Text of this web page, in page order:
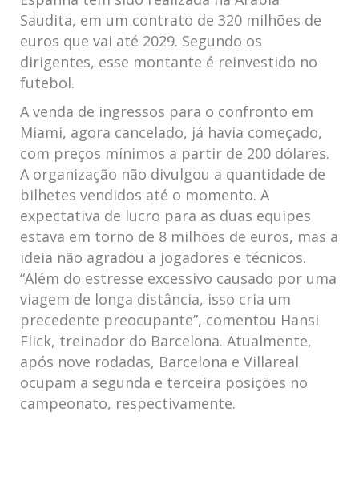
Saudita, em um contrato de 320 milhões de
euros que vai até 2029. Segundo os
dirigentes, esse montante é reinvestido no
futebol.
A venda de ingressos para o confronto em
Miami, agora cancelado, já havia começado,
com preços mínimos a partir de 200 dólares.
A organização não divulgou a quantidade de
bilhetes vendidos até o momento. A
expectativa de lucro para as duas equipes
estava em torno de 8 milhões de euros, mas a
ideia não agradou a jogadores e técnicos.
“Além do estresse excessivo causado por uma
viagem de longa distância, isso cria um
precedente preocupante”, comentou Hansi
Flick, treinador do Barcelona. Atualmente,
após nove rodadas, Barcelona e Villareal
ocupam a segunda e terceira posições no
campeonato, respectivamente.